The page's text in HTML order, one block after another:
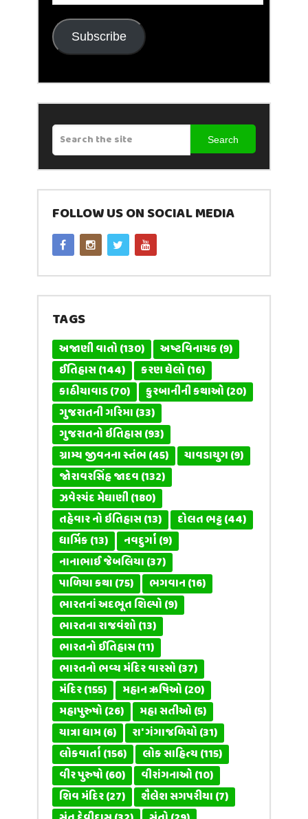
Subscribe
Search
FOLLOW US ON SOCIAL MEDIA
TAGS
અજાણી વાતો(130) અષ્ટવિનાયક(9)
ઈતિહાસ(144) કરણ ઘેલો(16)
કાઠીયાવાડ(70) કુરબાનીની કથાઓ(20)
ગુજરાતની ગરિમા(33)
ગુજરાતનો ઇતિહાસ(93)
ગ્રામ્ય જીવનના સ્તંભ(45) ચાવડાયુગ(9)
જોરાવરસિંહ જાદવ(132)
ઝવેરચંદ મેઘાણી(180)
તહેવાર નો ઇતિહાસ(13) દોલત ભટ્ટ(44)
ધાર્મિક(13) નવદુર્ગા(9)
નાનાભાઈ જેબલિયા(37)
પાળિયા કથા(75) ભગવાન(16)
ભારતનાં અદભૂત શિલ્પો(9)
ભારતના રાજવંશો(13)
ભારતનો ઈતિહાસ(11)
ભારતનો ભવ્ય મંદિર વારસો(37)
મંદિર(155) મહાન ઋષિઓ(20)
મહાપુરુષો(26) મહા સતીઓ(5)
યાત્રા ધામ(6) રા' ગંગાજળિયો(31)
લોકવાર્તા(156) લોક સાહિત્ય(115)
વીર પુરુષો(60) વીરાંગનાઓ(10)
શિવ મંદિર(27) શૈલેશ સગપરીયા(7)